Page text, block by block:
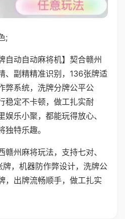
;
自动自动麻将机】契合赣州
、副精精准识别，136张牌适
弊系统，洗牌分牌公平公
稳定不卡顿，做工扎实耐
乐小聚，都能玩得放心、
特乐趣。
赣州麻将玩法，支持七对、
，机器防作弊设计，洗牌公
，出牌流畅顺手，做工扎实